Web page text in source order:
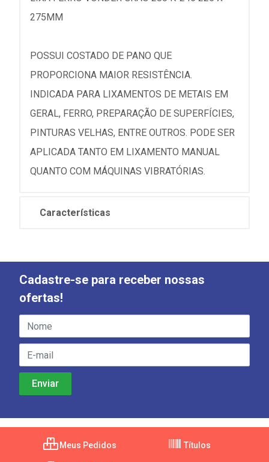
275MM
POSSUI COSTADO DE PANO QUE
PROPORCIONA MAIOR RESISTÊNCIA.
INDICADA PARA LIXAMENTOS DE METAIS EM
GERAL, FERRO, PREPARAÇÃO DE SUPERFÍCIES,
PINTURAS VELHAS, ENTRE OUTROS. PODE SER
APLICADA TANTO EM LIXAMENTO MANUAL
QUANTO COM MÁQUINAS VIBRATÓRIAS.
Características
Cadastre-se para receber nossas
ofertas!
Meus Pedidos Títulos